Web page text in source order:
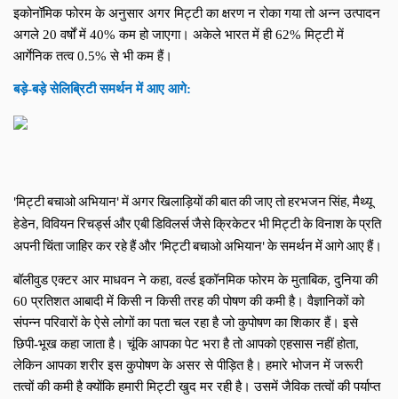
इकोनॉमिक फोरम के अनुसार अगर मिट्टी का क्षरण न रोका गया तो अन्न उत्पादन
अगले 20 वर्षों में 40% कम हो जाएगा। अकेले भारत में ही 62% मिट्टी में
आर्गेनिक तत्व 0.5% से भी कम हैं।
बड़े-बड़े सेलिब्रिटी समर्थन में आए आगे:
'मिट्टी बचाओ अभियान' में अगर खिलाड़ियों की बात की जाए तो हरभजन सिंह, मैथ्यू
हेडेन, विवियन रिचर्ड्स और एबी डिविलर्स जैसे क्रिकेटर भी मिट्टी के विनाश के प्रति
अपनी चिंता जाहिर कर रहे हैं और 'मिट्टी बचाओ अभियान' के समर्थन में आगे आए हैं।
बॉलीवुड एक्टर आर माधवन ने कहा, वर्ल्ड इकॉनमिक फोरम के मुताबिक, दुनिया की
60 प्रतिशत आबादी में किसी न किसी तरह की पोषण की कमी है। वैज्ञानिकों को
संपन्न परिवारों के ऐसे लोगों का पता चल रहा है जो कुपोषण का शिकार हैं। इसे
छिपी-भूख कहा जाता है। चूंकि आपका पेट भरा है तो आपको एहसास नहीं होता,
लेकिन आपका शरीर इस कुपोषण के असर से पीड़ित है। हमारे भोजन में जरूरी
तत्वों की कमी है क्योंकि हमारी मिट्टी खुद मर रही है। उसमें जैविक तत्वों की पर्याप्त